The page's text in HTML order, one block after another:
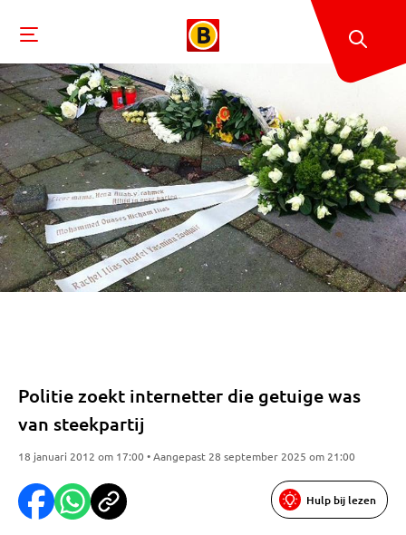
Politie zoekt internetter die getuige was
van steekpartij
18 januari 2012 om 17:00 • Aangepast 28 september 2025 om 21:00
Hulp bij lezen